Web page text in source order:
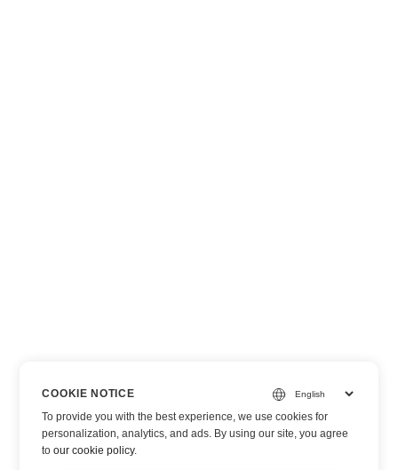
COOKIE NOTICE
To provide you with the best experience, we use cookies for
personalization, analytics, and ads. By using our site, you agree
toour cookie policy.